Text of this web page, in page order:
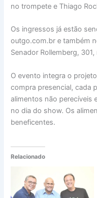
no trompete e Thiago
Os ingressos já estão
outgo.com.br e também
Senador Rollemberg,
O evento integra o
compra presencial, cada
alimentos não perecíveis
no dia do show. Os
beneficentes.
Relacionado